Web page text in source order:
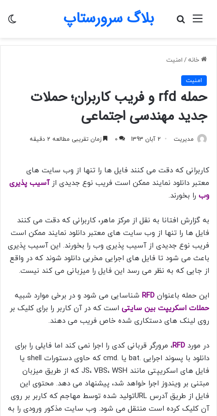
بلاگ سرورستاپ منو
جستجو
خانه / امنیت
امنیت
حمله rfd و فریب کاربران؛ حملات
جدید مهندسی اجتماعی
مدیریت 2 آبان 1393 0 زمان تقریبی مطالعه 2 دقیقه
کاربرانی که دقت می کنند فایل ها را تنها از وب سایت های
معتبر دانلود نمایند ممکن است فریب نوع جدیدی از آسیب پذیری
وب را بخورند.
به گزارش افتانا به نقل از مركز ماهر، کاربرانی که دقت می کنند
فایل ها را تنها از وب سایت های معتبر دانلود نمایند ممکن است
فریب نوع جدیدی از آسیب پذیری وب را بخورند. این آسیب پذیری
باعث می شود تا فایل های اجرایی مخربی دانلود شوند که در واقع
از جایی که به نظر می رسد این فایل را میزبانی می کند نیست.
این حمله باعنوان
شناسایی می شود و در برخی موارد شبیه
حملات اسکریپت بین سایتی است که در آن کاربر را برای کلیک بر
روی لینک های دستکاری شده خاص فریب می دهند.
در مورد RFD، مرورگر قربانی کدی را اجرا نمی کند اما فایلی را برای
دانلود با پسوند اجرایی .bat یا .cmd که حاوی دستورات shell یا
فایل های اسکریپتی مانند JS، VBS، WSH که از طریق میزبان
مبتنی بر ویندوز اجرا خواهد شد، پیشنهاد می دهد. محتوی این
فایل از طریق آدرس URLتولید شده توسط مهاجم که کاربر بر روی
آن کلیک کرده است منتقل می شود. وب سایت مذکور ورودی را به